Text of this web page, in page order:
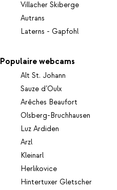
Villacher Skiberge
Autrans
Laterns - Gapfohl
Populaire webcams
Alt St. Johann
Sauze d’Oulx
Arêches Beaufort
Olsberg-Bruchhausen
Luz Ardiden
Arzl
Kleinarl
Herlikovice
Hintertuxer Gletscher